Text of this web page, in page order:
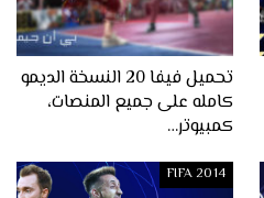
تحميل فيفا 20 النسخة الديمو
كامله على جميع المنصات،
كمبيوتر…
FIFA 2014